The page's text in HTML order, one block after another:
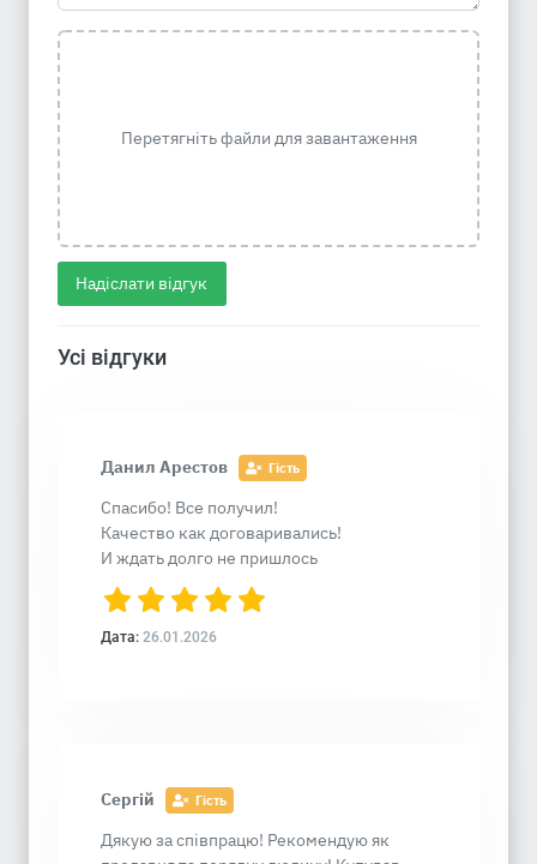
Перетягніть файли для завантаження
Надіслати відгук
Усі відгуки
Данил Арестов Гість
Спасибо! Все получил!
Качество как договаривались!
И ждать долго не пришлось
Дата: 26.01.2026
Сергій Гість
Дякую за співпрацю! Рекомендую як